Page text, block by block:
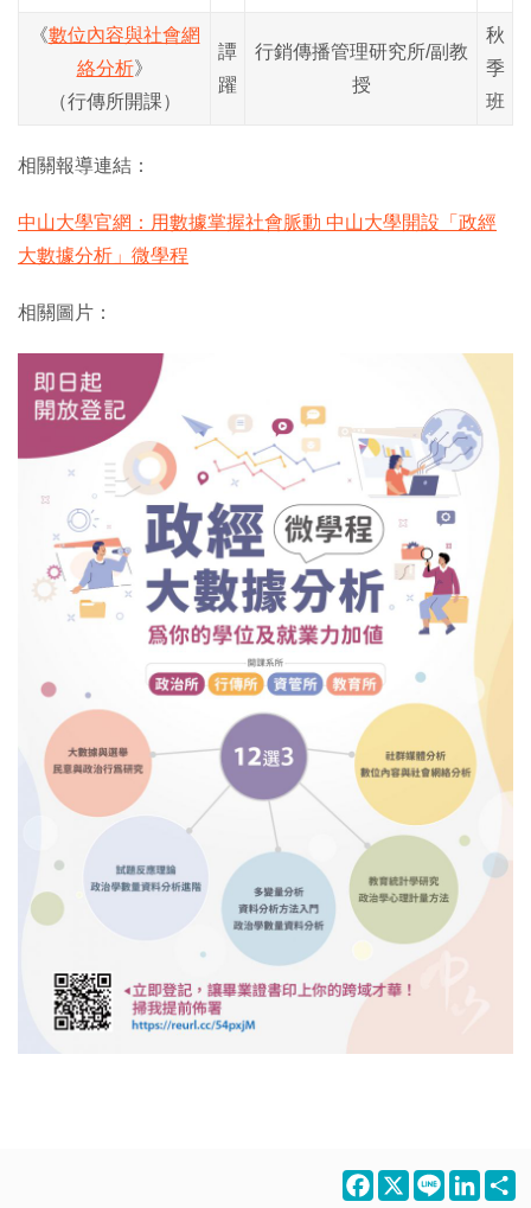
《數位內容與社會網
絡分析》
（行傳所開課）
譚
躍
行銷傳播管理研究所/副教
授
秋
季
班
相關報導連結：
中山大學官網：用數據掌握社會脈動 中山大學開設「政經
大數據分析」微學程
相關圖片：
Facebook
X Line